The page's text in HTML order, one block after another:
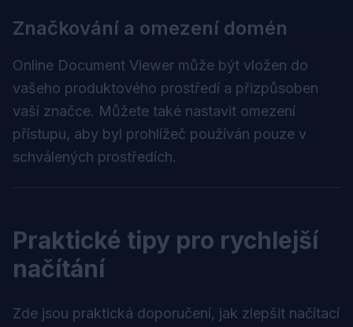
Značkování a omezení domén
Online Document Viewer může být vložen do
vašeho produktového prostředí a přizpůsoben
vaší značce. Můžete také nastavit omezení
přístupu, aby byl prohlížeč používán pouze v
schválených prostředích.
Praktické tipy pro rychlejší
načítání
Zde jsou praktická doporučení, jak zlepšit načítací